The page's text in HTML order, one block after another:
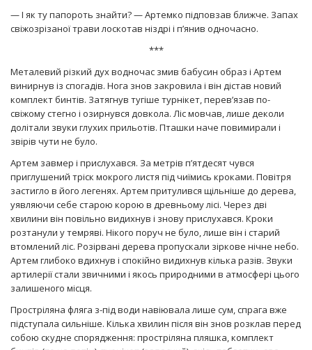
— І як ту папороть знайти? — Артемко підповзав ближче. Запах
свіжозрізаної трави лоскотав ніздрі і п’янив одночасно.
***
Металевий різкий дух водночас змив бабусин образ і Артем
винирнув із спогадів. Нога знов закровила і він дістав новий
комплект бинтів. Затягнув тугіше турнікет, перев’язав по-
свіжому стегно і озирнувся довкола. Ліс мовчав, лише деколи
долітали звуки глухих прильотів. Пташки наче повимирали і
звірів чути не було.
Артем завмер і прислухався. За метрів п’ятдесят чувся
приглушений тріск мокрого листя під чиїмись кроками. Повітря
застигло в його легенях. Артем притулився щільніше до дерева,
уявляючи себе старою корою в древньому лісі. Через дві
хвилини він повільно видихнув і знову прислухався. Кроки
розтанули у темряві. Нікого поруч не було, лише він і старий
втомлений ліс. Розірвані дерева пропускали зіркове нічне небо.
Артем глибоко вдихнув і спокійно видихнув кілька разів. Звуки
артилерії стали звичними і якось природними в атмосфері цього
залишеного місця.
Простріляна фляга з-під води навіювала лише сум, спрага вже
підступала сильніше. Кілька хвилин після він знов розклав перед
собою скудне спорядження: простріляна пляшка, комплект